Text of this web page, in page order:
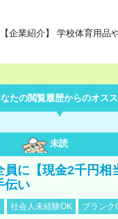
企業紹介】 学校体育用品
たの閲覧履歴からのオス
未読
員に【現金2千円相
伝い
社会人未経験OK
ブランク